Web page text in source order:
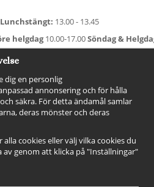
Lunchstängt: 13.00 - 13.45
helgdag10.00-17.00Söndag &
Titta här
dig en personlig
annonsering och för hålla
säkra. För detta ändamål samlar
deras mönster och deras
cookies eller välj vilka cookies du
genom att klicka på "Inställningar"